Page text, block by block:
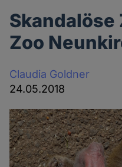
Skandalöse
Zoo
Claudia Goldner
24.05.2018